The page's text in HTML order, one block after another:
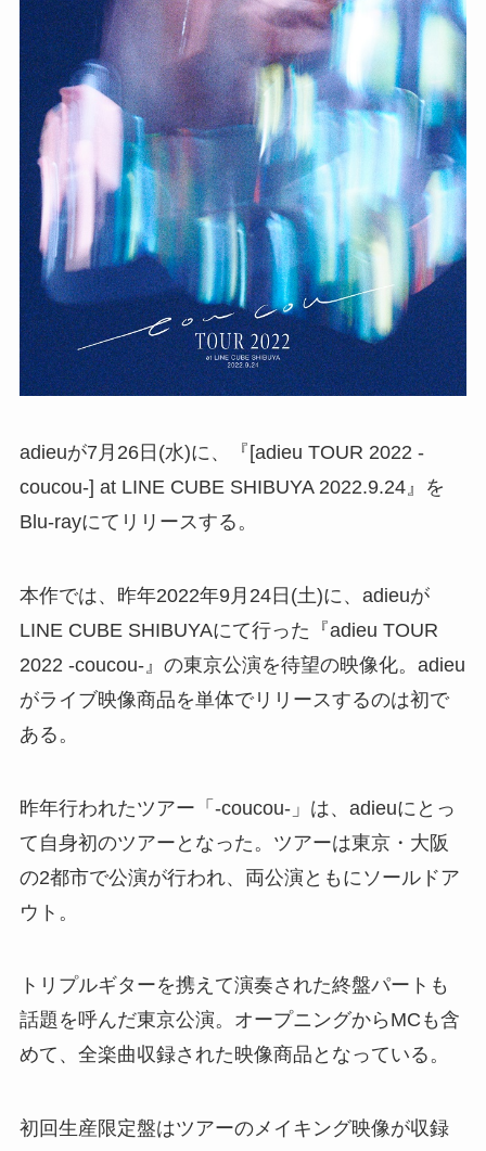
adieuが7月26日(水)に、『[adieu TOUR 2022 -
coucou-] at LINE CUBE SHIBUYA 2022.9.24』を
Blu-rayにてリリースする。
本作では、昨年2022年9月24日(土)に、adieuが
LINE CUBE SHIBUYAにて行った『adieu TOUR
2022 -coucou-』の東京公演を待望の映像化。adieu
がライブ映像商品を単体でリリースするのは初で
ある。
昨年行われたツアー「-coucou-」は、adieuにとっ
て自身初のツアーとなった。ツアーは東京・大阪
の2都市で公演が行われ、両公演ともにソールドア
ウト。
トリプルギターを携えて演奏された終盤パートも
話題を呼んだ東京公演。オープニングからMCも含
めて、全楽曲収録された映像商品となっている。
初回生産限定盤はツアーのメイキング映像が収録